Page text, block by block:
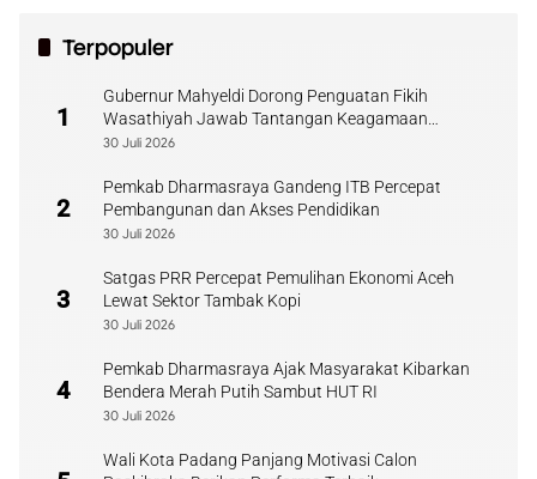
Terpopuler
1
Gubernur Mahyeldi Dorong Penguatan Fikih
Wasathiyah Jawab Tantangan Keagamaan
Kontemporer
30 Juli 2026
2
Pemkab Dharmasraya Gandeng ITB Percepat
Pembangunan dan Akses Pendidikan
30 Juli 2026
3
Satgas PRR Percepat Pemulihan Ekonomi Aceh
Lewat Sektor Tambak Kopi
30 Juli 2026
4
Pemkab Dharmasraya Ajak Masyarakat Kibarkan
Bendera Merah Putih Sambut HUT RI
30 Juli 2026
Wali Kota Padang Panjang Motivasi Calon